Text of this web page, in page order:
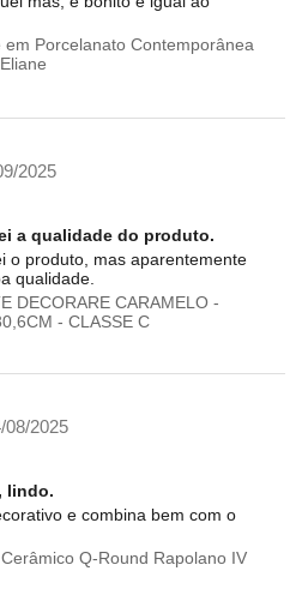
em Porcelanato Contemporânea
2025
a qualidade do produto.
o produto, mas aparentemente
qualidade.
DECORARE CARAMELO -
- CLASSE C
08/2025
lindo.
e combina bem com o
Q-Round Rapolano IV